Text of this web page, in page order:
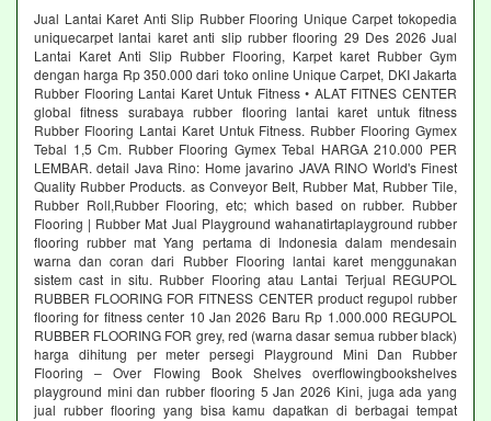
Jual Lantai Karet Anti Slip Rubber Flooring Unique Carpet tokopedia
uniquecarpet lantai karet anti slip rubber flooring 29 Des 2026 Jual
Lantai Karet Anti Slip Rubber Flooring, Karpet karet Rubber Gym
dengan harga Rp 350.000 dari toko online Unique Carpet, DKI Jakarta
Rubber Flooring Lantai Karet Untuk Fitness • ALAT FITNES CENTER
global fitness surabaya rubber flooring lantai karet untuk fitness
Rubber Flooring Lantai Karet Untuk Fitness. Rubber Flooring Gymex
Tebal 1,5 Cm. Rubber Flooring Gymex Tebal HARGA 210.000 PER
LEMBAR. detail Java Rino: Home javarino JAVA RINO World's Finest
Quality Rubber Products. as Conveyor Belt, Rubber Mat, Rubber Tile,
Rubber Roll,Rubber Flooring, etc; which based on rubber. Rubber
Flooring | Rubber Mat Jual Playground wahanatirtaplayground rubber
flooring rubber mat Yang pertama di Indonesia dalam mendesain
warna dan coran dari Rubber Flooring lantai karet menggunakan
sistem cast in situ. Rubber Flooring atau Lantai Terjual REGUPOL
RUBBER FLOORING FOR FITNESS CENTER product regupol rubber
flooring for fitness center 10 Jan 2026 Baru Rp 1.000.000 REGUPOL
RUBBER FLOORING FOR grey, red (warna dasar semua rubber black)
harga dihitung per meter persegi Playground Mini Dan Rubber
Flooring – Over Flowing Book Shelves overflowingbookshelves
playground mini dan rubber flooring 5 Jan 2026 Kini, juga ada yang
jual rubber flooring yang bisa kamu dapatkan di berbagai tempat